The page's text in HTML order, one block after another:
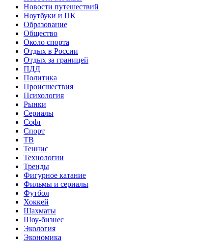
Новости путешествий
Ноутбуки и ПК
Образование
Общество
Около спорта
Отдых в России
Отдых за границей
ПДД
Политика
Происшествия
Психология
Рынки
Сериалы
Софт
Спорт
ТВ
Теннис
Технологии
Тренды
Фигурное катание
Фильмы и сериалы
Футбол
Хоккей
Шахматы
Шоу-бизнес
Экология
Экономика